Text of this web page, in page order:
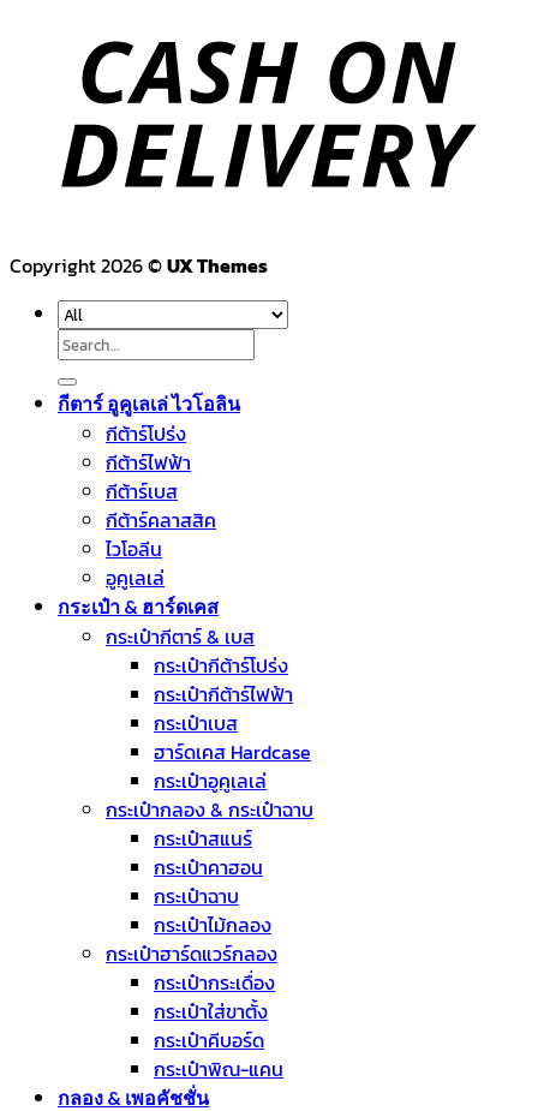
Copyright 2026 ©UX Themes
Search
for:
กีตาร์ อูคูเลเล่ ไวโอลิน
กีต้าร์โปร่ง
กีต้าร์ไฟฟ้า
กีต้าร์เบส
กีต้าร์คลาสสิค
ไวโอลีน
อูคูเลเล่
กระเป๋า & ฮาร์ดเคส
กระเป๋ากีตาร์ & เบส
กระเป๋ากีต้าร์โปร่ง
กระเป๋ากีต้าร์ไฟฟ้า
กระเป๋าเบส
ฮาร์ดเคส Hardcase
กระเป๋าอูคูเลเล่
กระเป๋ากลอง & กระเป๋าฉาบ
กระเป๋าสแนร์
กระเป๋าคาฮอน
กระเป๋าฉาบ
กระเป๋าไม้กลอง
กระเป๋าฮาร์ดแวร์กลอง
กระเป๋ากระเดื่อง
กระเป๋าใส่ขาตั้ง
กระเป๋าคีบอร์ด
กระเป๋าพิณ-แคน
กลอง & เพอคัชชั่น